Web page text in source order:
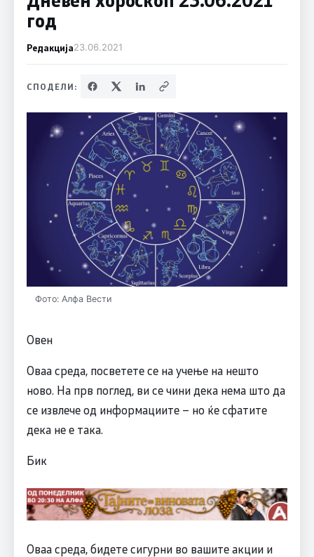
год
Редакција23.06.2021
СПОДЕЛИ:
Фото: Алфа Вести
Овен
Оваа среда, посветете се на учење на нешто
ново. На прв поглед, ви се чини дека нема што да
се извлече од информациите – но ќе сфатите
дека не е така.
Бик
Оваа среда, бидете сигурни во вашите акции и